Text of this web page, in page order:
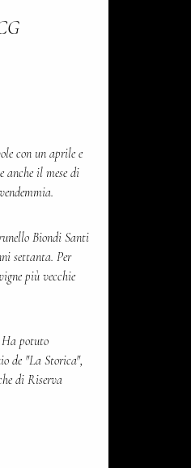
con un aprile e
anche il mese di
Biondi Santi
settanta. Per
più vecchie
potuto
de "La Storica",
di Riserva